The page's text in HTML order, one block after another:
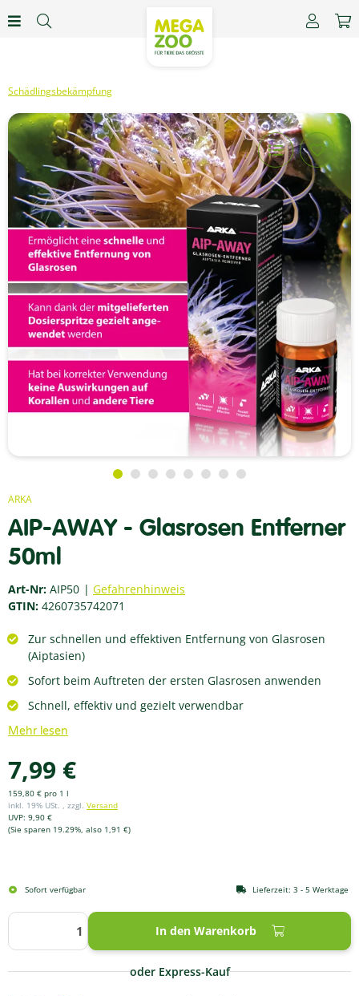
Schädlingsbekämpfung
ARKA
AIP-AWAY - Glasrosen Entferner
50ml
Art-Nr: AIP50
Gefahrenhinweis
GTIN: 4260735742071
Zur schnellen und effektiven Entfernung von Glasrosen
(Aiptasien)
Sofort beim Auftreten der ersten Glasrosen anwenden
Schnell, effektiv und gezielt verwendbar
Mehr lesen
7,99 €
159,80 € pro 1 l
inkl. 19% USt. , zzgl. Versand
UVP: 9,90 €
(Sie sparen 19.29%, also 1,91 €)
In den Warenkorb
Sofort verfügbar Lieferzeit: 3 - 5 Werktage
oder Express-Kauf